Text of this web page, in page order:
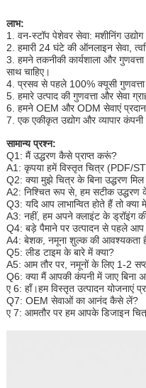
लाभ:
1. वन-स्टॉप पेशेवर सेवा: मशीनिंग
2. हमारी 24 घंटे की ऑनलाइन सेवा,
3. हमने तकनीकी कार्यशाला और
साथ चाहिए।
4. प्रसव से पहले 100% क्यूसी गुणवत्ता
5. हमारे उत्पाद की गुणवत्ता और सेवा
6. हमने OEM और ODM सेवाएं
7. एक एकीकृत उद्योग और व्यापार
सामान्य प्रश्न:
Q1: मैं उद्धरण कैसे प्राप्त करूं?
A1: कृपया हमें विस्तृत चित्र (PDF/
Q2: क्या मुझे चित्र के बिना उद्धरण
A2: निश्चित रूप से, हम सटीक उद्धरण
Q3: यदि आप लाभान्वित होते हैं तो क्या
A3: नहीं, हम अपने क्लाइंट के ड्रॉइंग
Q4: बड़े पैमाने पर उत्पादन से पहले
A4: बेशक, नमूना शुल्क की आवश्यकता है,
Q5: लीड टाइम के बारे में क्या?
A5: आम तौर पर, नमूनों के लिए 1-2
Q6: क्या मैं आपकी कंपनी में जाए बिना
ए 6: हाँ।हम विस्तृत उत्पादन योजनाएं
Q7: OEM सेवाओं का आनंद कैसे लें?
ए 7: आमतौर पर हम आपके डिजाइन